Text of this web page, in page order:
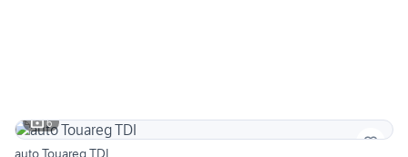
6
auto Touareg TDI